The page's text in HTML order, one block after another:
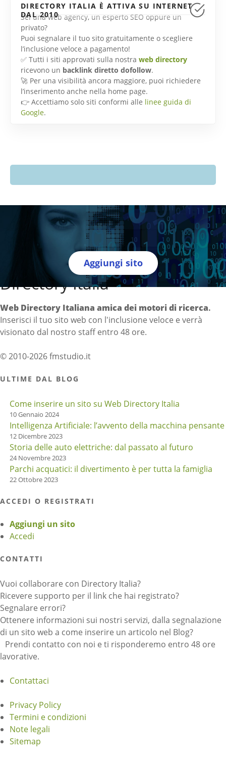
DIRECTORY ITALIA È ATTIVA SU INTERNET
DAL 2010
Sei una web agency, un esperto SEO oppure un
privato?
Puoi segnalare il tuo sito gratuitamente o scegliere
l’inclusione veloce a pagamento!
✅ Tutti i siti approvati sulla nostra web directory
ricevono un backlink diretto dofollow.
🚀 Per una visibilità ancora maggiore, puoi richiedere
l’inserimento anche nella home page.
👉 Accettiamo solo siti conformi alle linee guida di
Google.
Aggiungi sito
Directory Italia
Web Directory Italiana amica dei motori di ricerca.
Inserisci il tuo sito web con l'inclusione veloce e verrà
visionato dal nostro staff entro 48 ore.
© 2010-2026 fmstudio.it
ULTIME DAL BLOG
Come inserire un sito su Web Directory Italia
10 Gennaio 2024
Intelligenza Artificiale: l’avvento della macchina pensante
12 Dicembre 2023
Storia delle auto elettriche: dal passato al futuro
24 Novembre 2023
Parchi acquatici: il divertimento è per tutta la famiglia
22 Ottobre 2023
ACCEDI O REGISTRATI
Aggiungi un sito
Accedi
CONTATTI
Vuoi collaborare con Directory Italia?
Ricevere supporto per il link che hai registrato?
Segnalare errori?
Ottenere informazioni sui nostri servizi, dalla segnalazione
di un sito web a come inserire un articolo nel Blog?
Prendi contatto con noi e ti risponderemo entro 48 ore
lavorative.
Contattaci
Privacy Policy
Termini e condizioni
Note legali
Sitemap